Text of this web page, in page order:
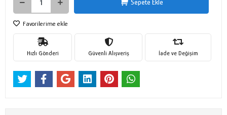
Sepete Ekle
Favorilerime ekle
Hızlı Gönderi Güvenli Alışveriş İade ve Değişim